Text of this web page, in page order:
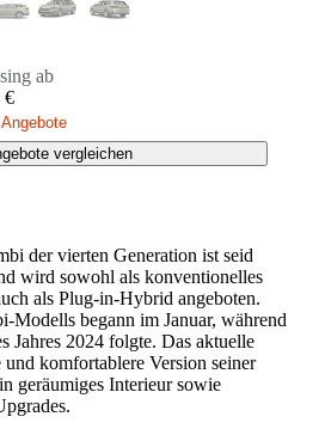
ab
€
vergleichen
der vierten Generation ist seid
wird sowohl als konventionelles
als Plug-in-Hybrid angeboten.
Modells begann im Januar, während
Jahres 2024 folgte. Das aktuelle
komfortablere Version seiner
geräumiges Interieur sowie